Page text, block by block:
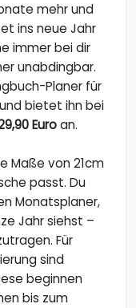
mehr und
ins neue Jahr
immer bei dir
unabdingbar.
Planer für
und bietet ihn bei
Euroan.
Maße von 21cm
passt. Du
Monatsplaner,
Jahr siehst –
Für
sind
beginnen
bis zum